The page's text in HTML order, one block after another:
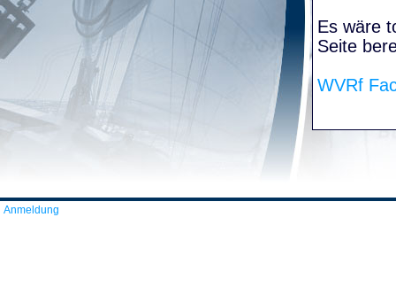
Es wäre
Seite
WVRf
Anmeldung